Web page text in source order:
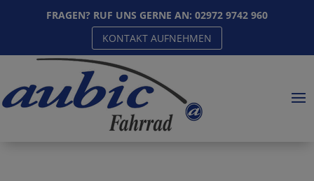
FRAGEN? RUF UNS GERNE AN: 02972 9742 960
KONTAKT AUFNEHMEN